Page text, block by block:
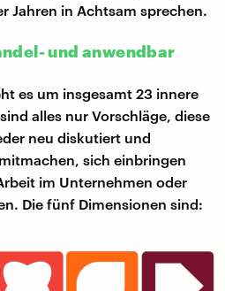
Jahren in Achtsam sprechen.
und anwendbar
es um insgesamt 23 innere
alles nur Vorschläge, diese
neu diskutiert und
sich einbringen
im Unternehmen oder
Die fünf Dimensionen sind: